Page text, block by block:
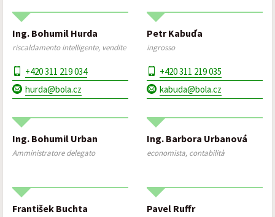
Ing. Bohumil Hurda
riscaldamento intelligente, vendite
+420 311 219 034
hurda@bola.cz
Petr Kabuďa
ingrosso
+420 311 219 035
kabuda@bola.cz
Ing. Bohumil Urban
Amministratore delegato
Ing. Barbora Urbanová
economista, contabilità
František Buchta Pavel Ruffr